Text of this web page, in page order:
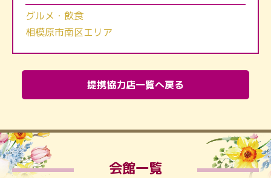
グルメ・飲食
相模原市南区エリア
提携協力店一覧へ戻る
会館一覧